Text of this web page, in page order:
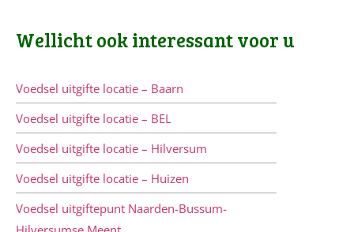
Wellicht ook interessant voor u
Voedsel uitgifte locatie – Baarn
Voedsel uitgifte locatie – BEL
Voedsel uitgifte locatie – Hilversum
Voedsel uitgifte locatie – Huizen
Voedsel uitgiftepunt Naarden-Bussum-